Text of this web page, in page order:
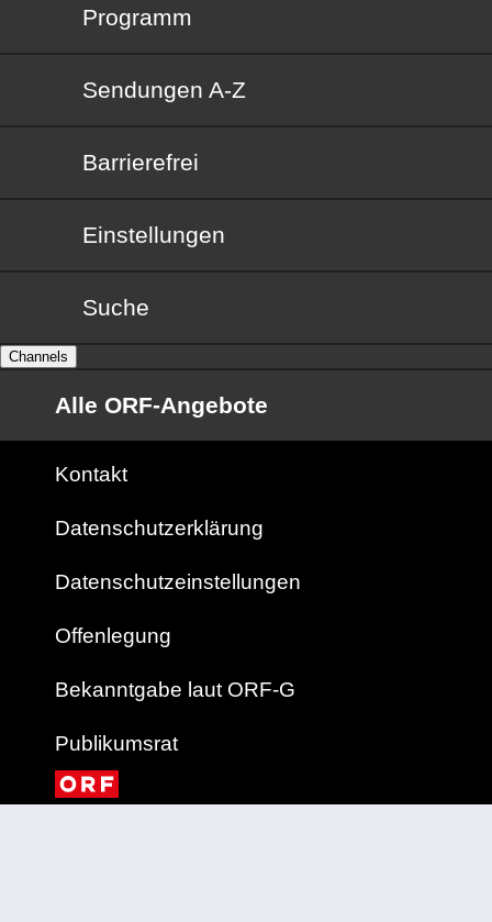
Programm
Sendungen von A bis Z
Sendungen A-Z
Barrierefrei
Barrierefrei
Einstellungen
Suche
Channels
Alle ORF-Angebote
Kontakt
Datenschutzerklärung
Datenschutzeinstellungen
Offenlegung
Bekanntgabe laut ORF-G
Publikumsrat